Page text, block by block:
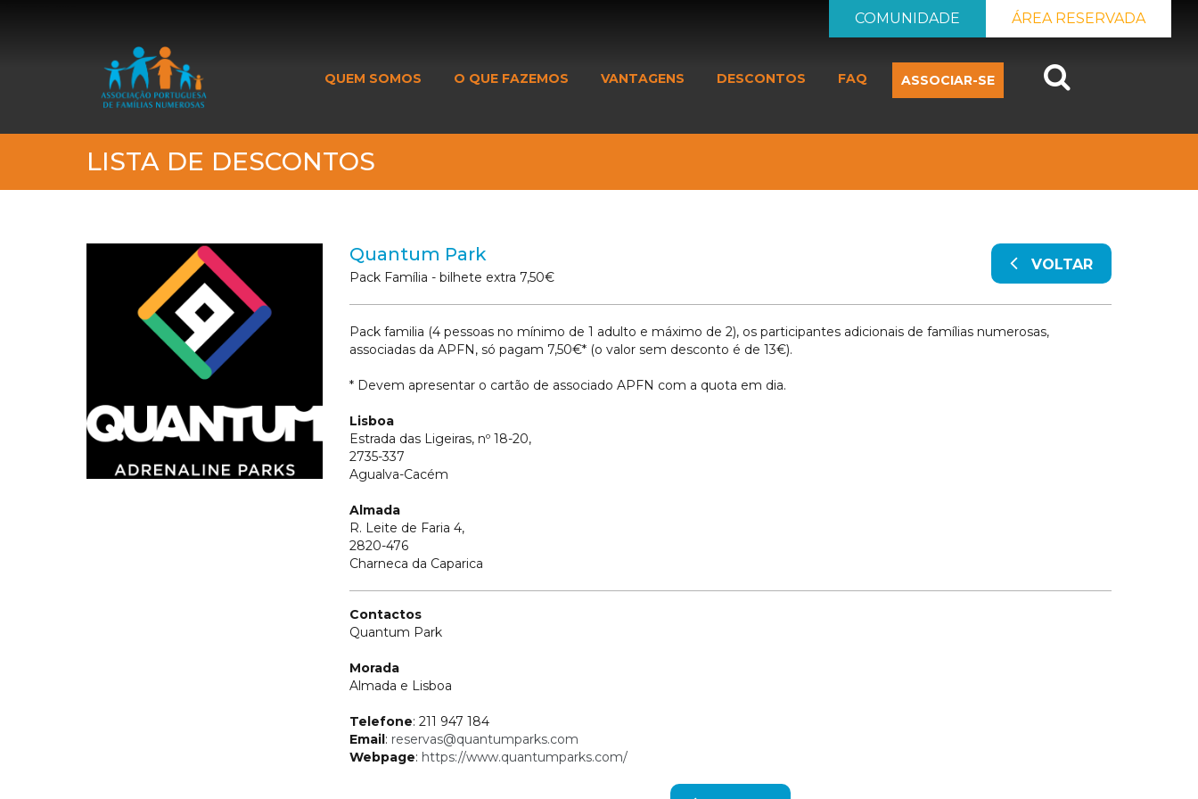
ÁREA RESERVADA
COMUNIDADE
QUEM SOMOS O QUE FAZEMOS VANTAGENS DESCONTOS FAQ ASSOCIAR-SE
LISTA DE DESCONTOS
Quantum Park VOLTAR
Pack Família - bilhete extra 7,50€
Pack familia (4 pessoas no mínimo de 1 adulto e máximo de 2), os participantes adicionais de famílias numerosas,
associadas da APFN, só pagam 7,50€* (o valor sem desconto é de 13€).
* Devem apresentar o cartão de associado APFN com a quota em dia.
Lisboa
Estrada das Ligeiras, nº 18-20,
2735-337
Agualva-Cacém
Almada
R. Leite de Faria 4,
2820-476
Charneca da Caparica
Contactos
Quantum Park
Morada
Almada e Lisboa
Telefone: 211 947 184
Email: reservas@quantumparks.com
Webpage: https://www.quantumparks.com/